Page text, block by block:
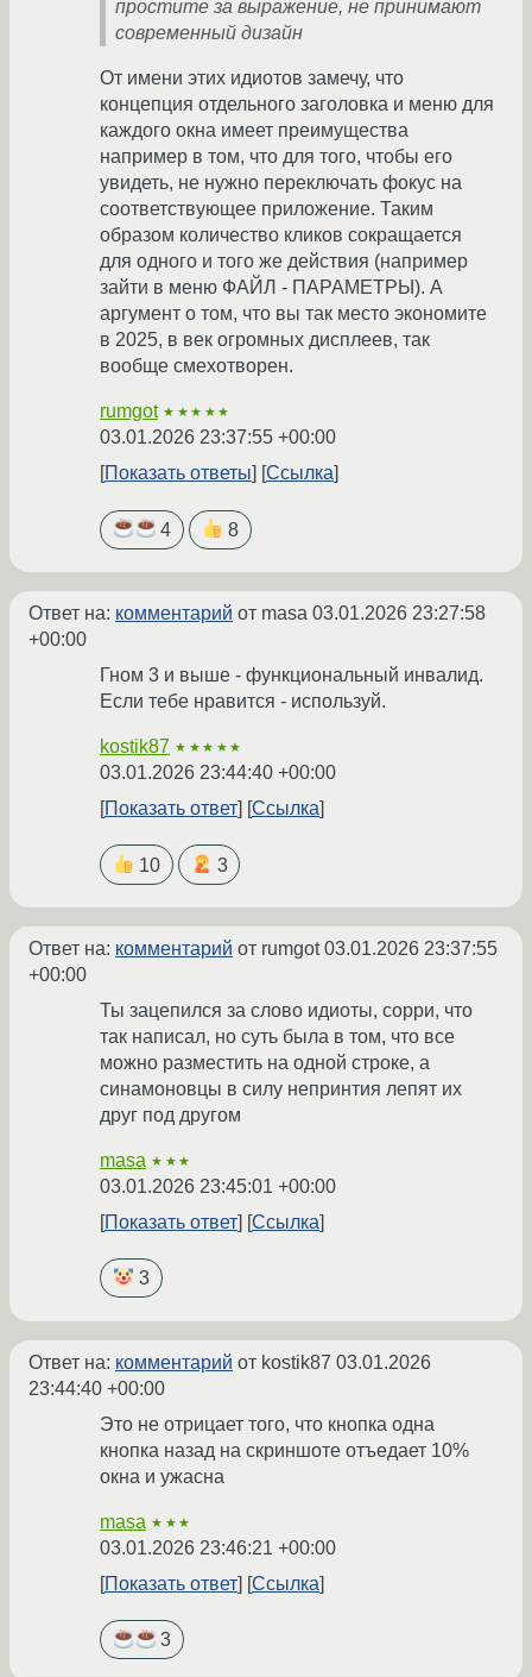
простите за выражение, не принимают
современный дизайн
От имени этих идиотов замечу, что
концепция отдельного заголовка и меню для
каждого окна имеет преимущества
например в том, что для того, чтобы его
увидеть, не нужно переключать фокус на
соответствующее приложение. Таким
образом количество кликов сокращается
для одного и того же действия (например
зайти в меню ФАЙЛ - ПАРАМЕТРЫ). А
аргумент о том, что вы так место экономите
в 2025, в век огромных дисплеев, так
вообще смехотворен.
rumgot ★★★★★
03.01.2026 23:37:55 +00:00
Показать ответы
Ссылка
4 8
Ответ на: комментарий от masa 03.01.2026 23:27:58
+00:00
Гном 3 и выше - функциональный инвалид.
Если тебе нравится - используй.
kostik87 ★★★★★
03.01.2026 23:44:40 +00:00
Показать ответ
Ссылка
10 3
Ответ на: комментарий от rumgot03.01.2026 23:37:55
+00:00
Ты зацепился за слово идиоты, сорри, что
так написал, но суть была в том, что все
можно разместить на одной строке, а
синамоновцы в силу непринтия лепят их
друг под другом
masa ★★★
03.01.2026 23:45:01 +00:00
Показать ответ
Ссылка
3
Ответ на: комментарий от kostik87 03.01.2026
23:44:40 +00:00
Это не отрицает того, что кнопка одна
кнопка назад на скриншоте отъедает 10%
окна и ужасна
masa ★★★
03.01.2026 23:46:21 +00:00
Показать ответ
Ссылка
3